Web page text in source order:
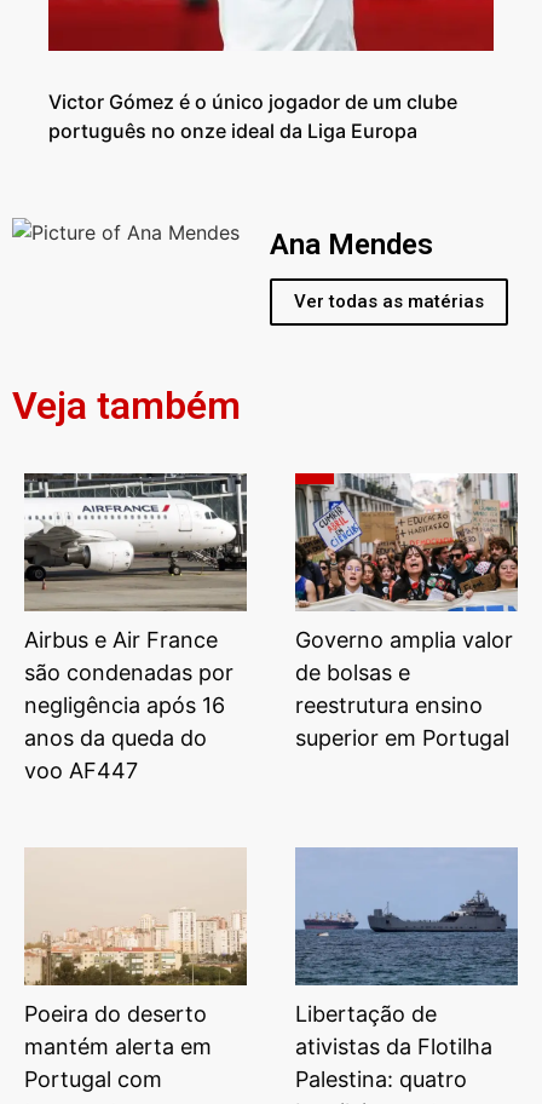
Victor Gómez é o único jogador de um clube
português no onze ideal da Liga Europa
Ana Mendes
Ver todas as matérias
Veja também
Airbus e Air France
são condenadas por
negligência após 16
anos da queda do
voo AF447
Governo amplia valor
de bolsas e
reestrutura ensino
superior em Portugal
Poeira do deserto
mantém alerta em
Portugal com
Libertação de
ativistas da Flotilha
Palestina: quatro